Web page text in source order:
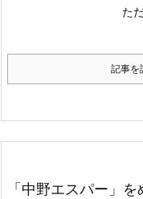
た
記事を
「中野エスパー」